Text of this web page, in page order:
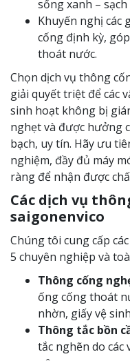
sống xanh –
Khuyến nghị các
cống định kỳ,
thoát nước.
Chọn dịch vụ thông
giải quyết triệt để các
sinh hoạt không bị
nghẹt và được hưởng
bạch, uy tín. Hãy ưu
nghiệm, đầy đủ máy
ràng để nhận được
Các dịch vụ
saigonenvico
Chúng tôi cung cấp
5 chuyên nghiệp và
Thông cống
ống cống thoát
nhờn, giấy vệ
Thông tắc bồn
tắc nghẽn do các